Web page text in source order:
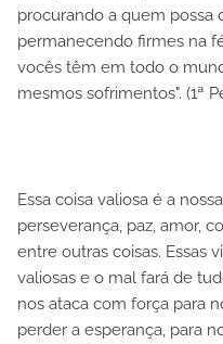
procurando a quem possa
permanecendo firmes na
vocês têm em todo o
mesmos sofrimentos". (1ª
Essa coisa valiosa é a
perseverança, paz, amor,
entre outras coisas. Essas
valiosas e o mal fará de
nos ataca com força para
perder a esperança, para